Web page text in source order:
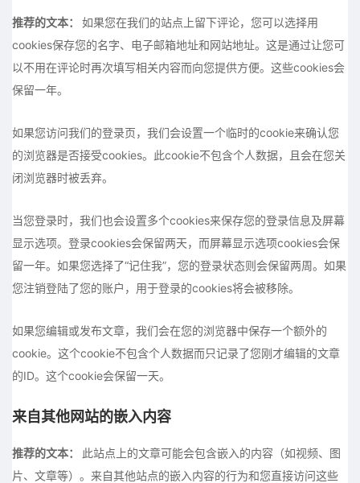
推荐的文本： 如果您在我们的站点上留下评论，您可以选择用
cookies保存您的名字、电子邮箱地址和网站地址。这是通过让您可
以不用在评论时再次填写相关内容而向您提供方便。这些cookies会
保留一年。
如果您访问我们的登录页，我们会设置一个临时的cookie来确认您
的浏览器是否接受cookies。此cookie不包含个人数据，且会在您关
闭浏览器时被丢弃。
当您登录时，我们也会设置多个cookies来保存您的登录信息及屏幕
显示选项。登录cookies会保留两天，而屏幕显示选项cookies会保
留一年。如果您选择了“记住我”，您的登录状态则会保留两周。如果
您注销登陆了您的账户，用于登录的cookies将会被移除。
如果您编辑或发布文章，我们会在您的浏览器中保存一个额外的
cookie。这个cookie不包含个人数据而只记录了您刚才编辑的文章
的ID。这个cookie会保留一天。
来自其他网站的嵌入内容
推荐的文本： 此站点上的文章可能会包含嵌入的内容（如视频、图
片、文章等）。来自其他站点的嵌入内容的行为和您直接访问这些